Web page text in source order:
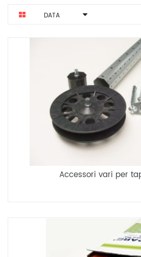
DATA
Accessori vari per